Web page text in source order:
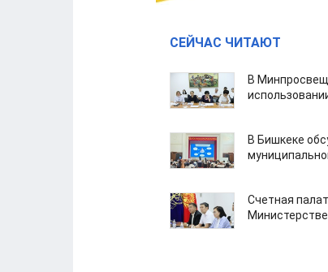
СЕЙЧАС ЧИТАЮТ
В
В Бишкеке
Счетная